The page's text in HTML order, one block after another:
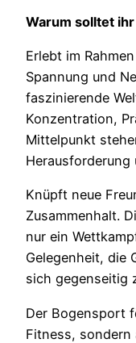
Warum solltet
Erlebt im
Spannung und
faszinierende
Konzentration,
Mittelpunkt
Herausforderung
Knüpft neue
Zusammenhalt.
nur ein
Gelegenheit, die
sich gegenseitig
Der Bogensport
Fitness, sondern